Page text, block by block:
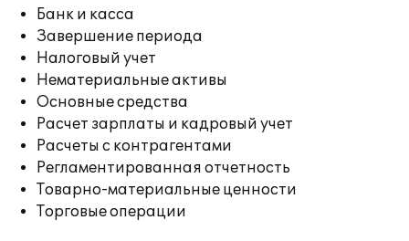
Банк и касса
Завершение периода
Налоговый учет
Нематериальные активы
Основные средства
Расчет зарплаты и кадровый учет
Расчеты с контрагентами
Регламентированная отчетность
Товарно-материальные ценности
Торговые операции